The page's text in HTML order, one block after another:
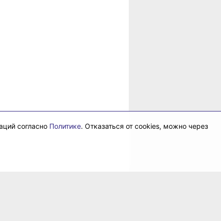
согласно Политике. Отказаться от cookies, можно через